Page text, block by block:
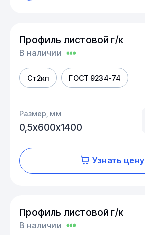
Профиль листовой г/к
В наличии
Ст2кп ГОСТ 9234-74
Размер, мм
0,5х600х1400
Узнать цену
Профиль листовой г/к
В наличии